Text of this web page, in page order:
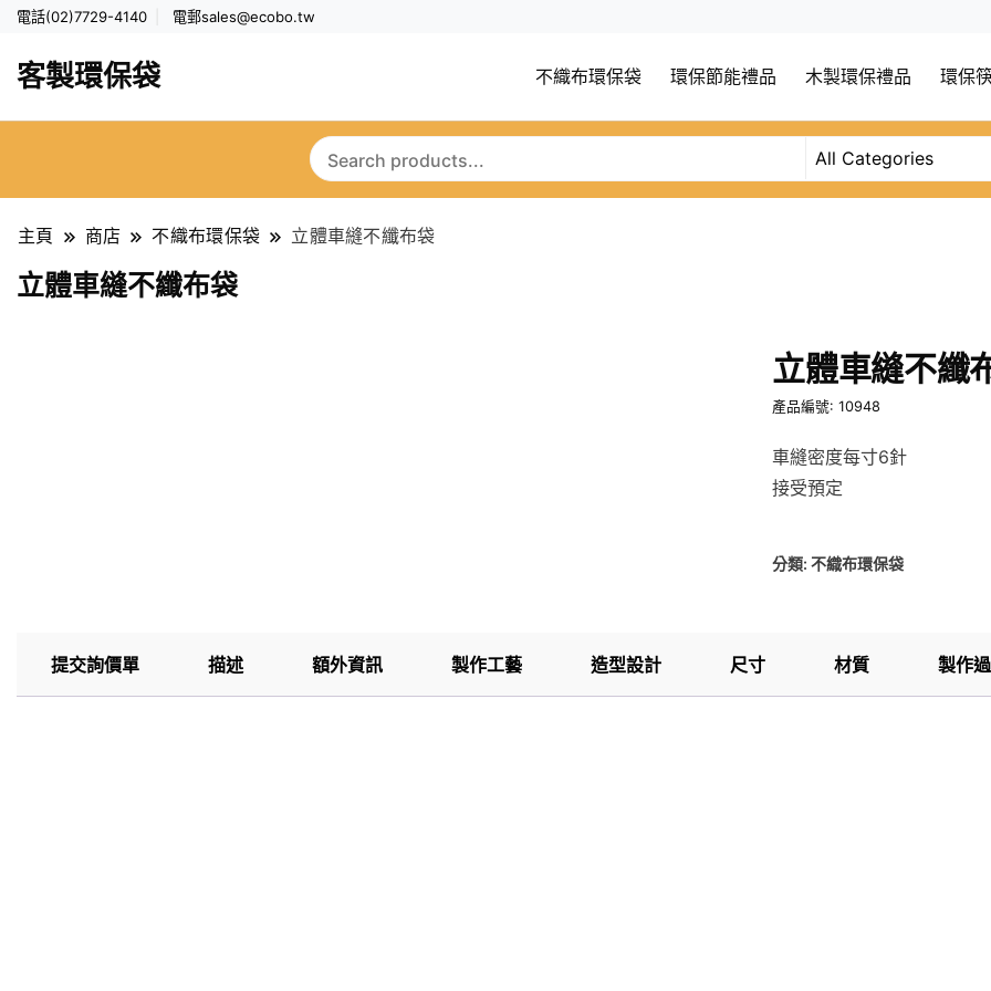
電話(02)7729-4140 電郵sales@ecobo.tw
客製環保袋 不織布環保袋 環保節能禮品 木製環保禮品 環保
主頁 商店 不織布環保袋 立體車縫不纖布袋
立體車縫不纖布袋
立體車縫不纖
產品編號: 10948
車縫密度每寸6針
接受預定
分類:不織布環保袋
提交詢價單 描述 額外資訊 製作工藝 造型設計 尺寸 材質 製作